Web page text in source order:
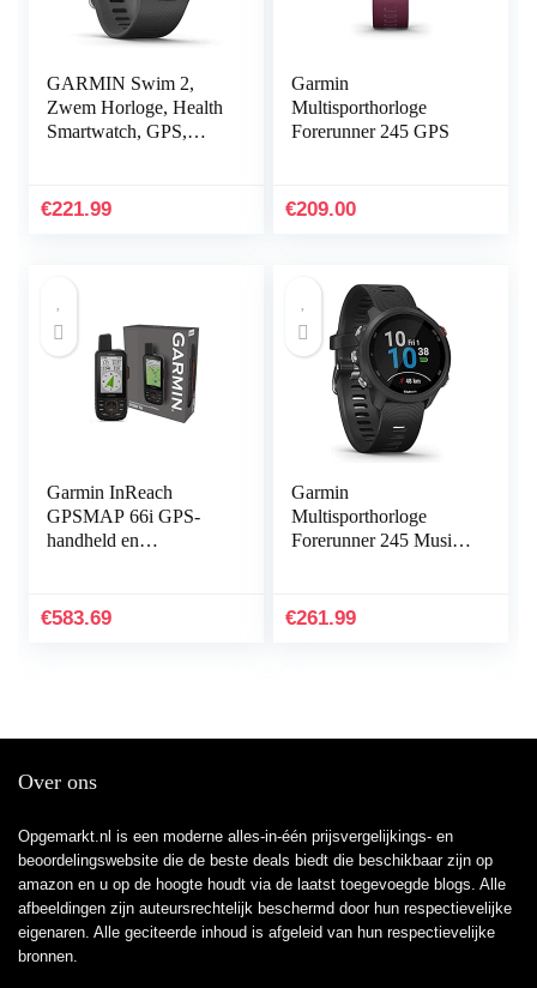
GARMIN Swim 2,
Zwem Horloge, Health
Smartwatch, GPS,
Tempowaarschuwinge
€221.99
Garmin
Multisporthorloge
Forerunner 245 GPS
€209.00
Garmin InReach
GPSMAP 66i GPS-
handheld en
€583.69
Garmin
Multisporthorloge
Forerunner 245 Music
€261.99
Over ons
Opgemarkt.nl is een moderne alles-in-één prijsvergelijkings- en
beoordelingswebsite die de beste deals biedt die beschikbaar zijn op
amazon en u op de hoogte houdt via de laatst toegevoegde blogs. Alle
afbeeldingen zijn auteursrechtelijk beschermd door hun respectievelijke
eigenaren. Alle geciteerde inhoud is afgeleid van hun respectievelijke
bronnen.